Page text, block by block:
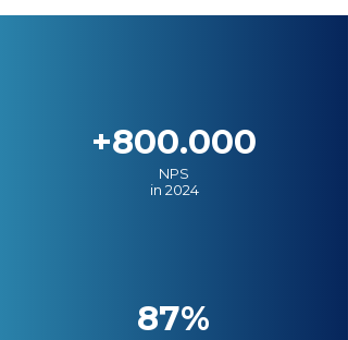
+800.000
NPS
in 2024
87%